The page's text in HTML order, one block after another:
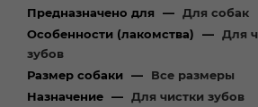
Предназначено для — Для собак
Особенности (лакомства)
— Для
зубов
Размер собаки —
Все размеры
Назначение — Для чистки зубов